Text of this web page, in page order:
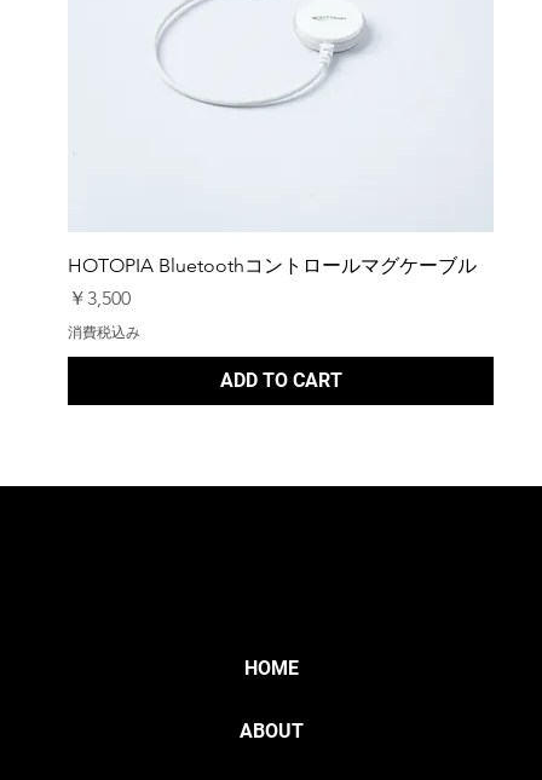
HOTOPIA Bluetoothコントロールマグケーブル
価格
￥3,500
消費税込み
ADD TO CART
HOME
ABOUT